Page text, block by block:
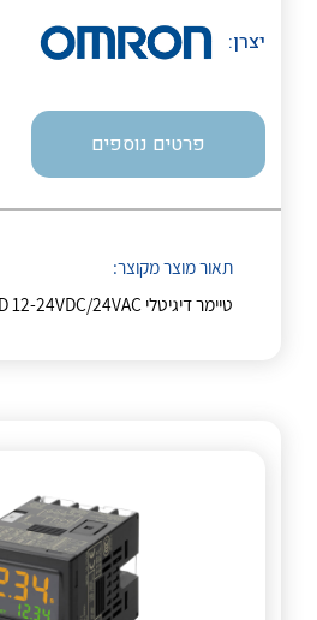
לכל מוצרי היצרן
לכל מוצרי היצרן
יצרן:
פרטים נוספים
תאור מוצר מקוצר:
טיימר דיגיטלי OM H5CX-AD 12-24VDC/24VAC